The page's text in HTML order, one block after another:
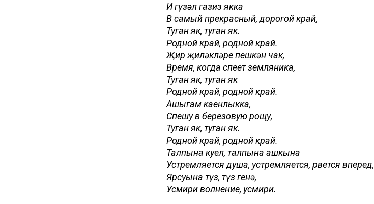
Иң гүзәл газиз якка
В самый прекрасный, дорогой край,
Туган як, туган як.
Родной край, родной край.
Җир җиләкләре пешкән чак,
Время, когда спеет земляника,
Туган як, туган як
Родной край, родной край.
Ашыгам каенлыкка,
Спешу в березовую рощу,
Туган як, туган як.
Родной край, родной край.
Талпына куңел, талпына ашкына
Устремляется душа, устремляется, рвется вперед,
Ярсуына түз, түз генә,
Усмири волнение, усмири.